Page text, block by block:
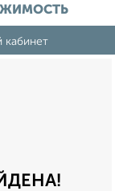
кабинет